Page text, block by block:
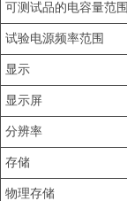
可测试品的电容量范围
试验电源频率范围
显示
显示屏
分辨率
存储
物理存储